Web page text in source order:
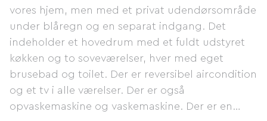
vores hjem, men med et privat udendørsområde
under blåregn og en separat indgang. Det
indeholder et hovedrum med et fuldt udstyret
køkken og to soveværelser, hver med eget
brusebad og toilet. Der er reversibel aircondition
og et tv i alle værelser. Der er også
opvaskemaskine og vaskemaskine. Der er en